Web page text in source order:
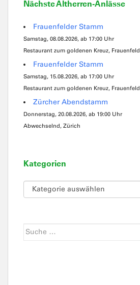
Nächste Altherren-Anlässe
Frauenfelder Stamm
Samstag, 08.08.2026, ab 17:00 Uhr
Restaurant zum goldenen Kreuz, Frauenfeld
Frauenfelder Stamm
Samstag, 15.08.2026, ab 17:00 Uhr
Restaurant zum goldenen Kreuz, Frauenfeld
Zürcher Abendstamm
Donnerstag, 20.08.2026, ab 19:00 Uhr
Abwechselnd, Zürich
Kategorien
Kategorien
Suche